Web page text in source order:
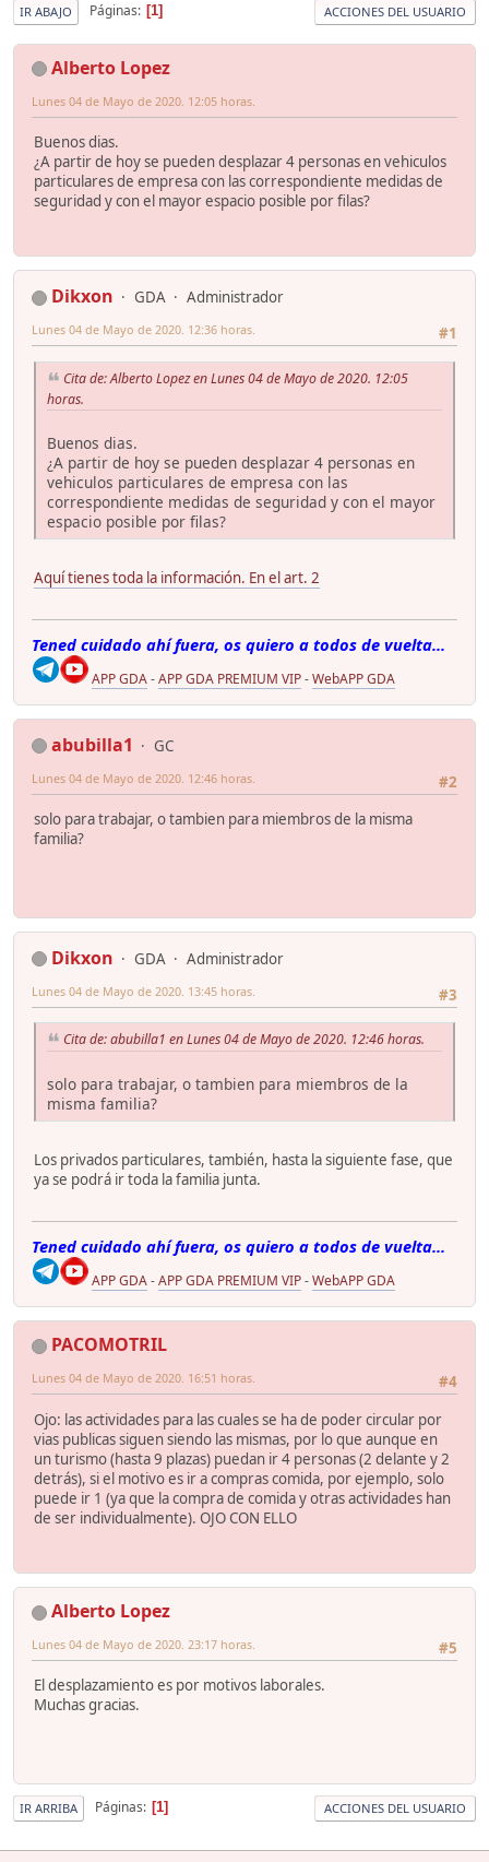
IR ABAJO Páginas 1 ACCIONES DEL USUARIO
Alberto Lopez
Lunes 04 de Mayo de 2020. 12:05 horas.
Buenos dias.
¿A partir de hoy se pueden desplazar 4 personas en vehiculos
particulares de empresa con las correspondiente medidas de
seguridad y con el mayor espacio posible por filas?
Dikxon GDA
Administrador
#1
Lunes 04 de Mayo de 2020. 12:36 horas.
Cita de: Alberto Lopez en Lunes 04 de Mayo de 2020. 12:05
horas.
Buenos dias.
¿A partir de hoy se pueden desplazar 4 personas en
vehiculos particulares de empresa con las
correspondiente medidas de seguridad y con el mayor
espacio posible por filas?
Aquí tienes toda la información. En el art. 2
Tened cuidado ahí fuera, os quiero a todos de vuelta...
APP GDA-APP GDA PREMIUM VIP-WebAPP GDA
abubilla1
GC
#2
Lunes 04 de Mayo de 2020. 12:46 horas.
solo para trabajar, o tambien para miembros de la misma
familia?
Dikxon GDA
Administrador
#3
Lunes 04 de Mayo de 2020. 13:45 horas.
Cita de: abubilla1 en Lunes 04 de Mayo de 2020. 12:46 horas.
solo para trabajar, o tambien para miembros de la
misma familia?
Los privados particulares, también, hasta la siguiente fase, que
ya se podrá ir toda la familia junta.
Tened cuidado ahí fuera, os quiero a todos de vuelta...
APP GDA-APP GDA PREMIUM VIP-WebAPP GDA
PACOMOTRIL
#4
Lunes 04 de Mayo de 2020. 16:51 horas.
Ojo: las actividades para las cuales se ha de poder circular por
vias publicas siguen siendo las mismas, por lo que aunque en
un turismo (hasta 9 plazas) puedan ir 4 personas (2 delante y 2
detrás), si el motivo es ir a compras comida, por ejemplo, solo
puede ir 1 (ya que la compra de comida y otras actividades han
de ser individualmente). OJO CON ELLO
Alberto Lopez
#5
Lunes 04 de Mayo de 2020. 23:17 horas.
El desplazamiento es por motivos laborales.
Muchas gracias.
IR ARRIBA Páginas 1 ACCIONES DEL USUARIO